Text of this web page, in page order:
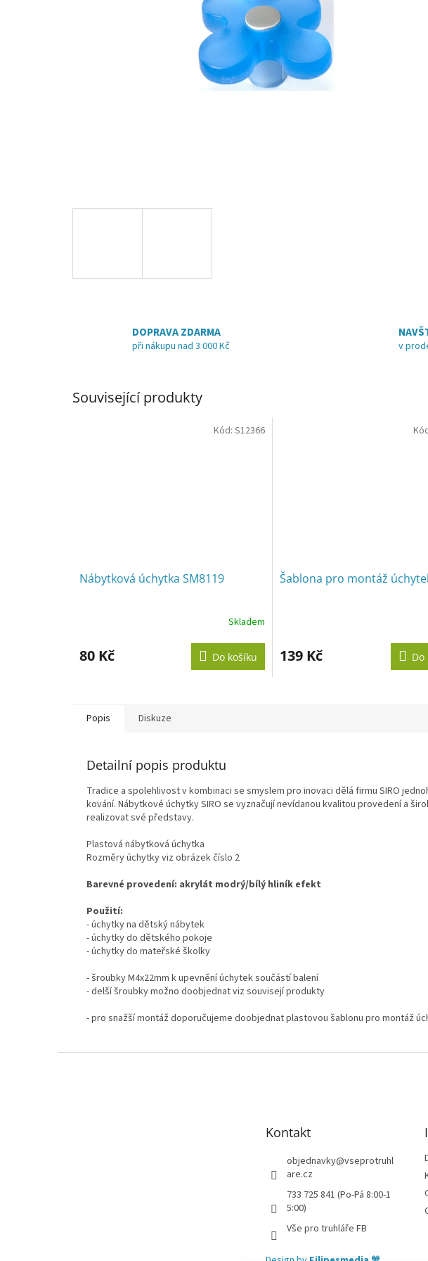
DOPRAVA ZDARMA
při nákupu nad 3 000 Kč v
Související produkty
Nábytková úchytka SM8119
Skladem
80 Kč Do košíku
Kód: S12366
Šablona pro montáž
produktu
je
139 Kč Do
Popis Diskuze
Detailní popis produktu
Tradice a spolehlivost v kombinaci se smyslem pro inovaci dělá firmu SIRO
kování. Nábytkové úchytky SIRO se vyznačují nevídanou kvalitou provedení a
realizovat své představy.
Plastová nábytková úchytka
Rozměry úchytky viz obrázek číslo 2
Barevné provedení: akrylát modrý/bílý hliník efekt
Použití:
- úchytky na dětský nábytek
- úchytky do dětského pokoje
- úchytky do mateřské školky
- šroubky M4x22mm k upevnění úchytek součástí balení
- delší šroubky možno doobjednat viz souvisejí produkty
- pro snažší montáž doporučujeme doobjednat plastovou šablonu pro montáž
Kontakt
objednavky@vseprotruhl
are.cz
733 725 841 (Po-Pá 8:00-1
5:00)
Vše pro truhláře FB